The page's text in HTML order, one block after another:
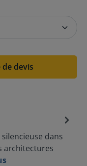
devis
silencieuse dans
architectures